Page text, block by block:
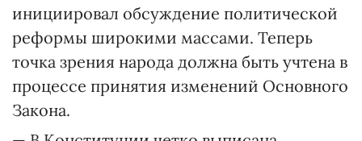
инициировал обсуждение политической
реформы широкими массами. Теперь
точка зрения народа должна быть учтена в
процессе принятия изменений Основного
Закона.